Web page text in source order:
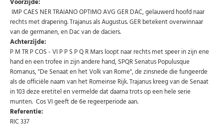
Abonneer u op onze nieuwsbrief
Schrijf u in voor onze gratis nieuwsbrief en ontvang
wekelijks een overzicht van de nieuwste munten en
speciale aanbiedingen.
Uw
email
AANMELDEN
Choose Preferred Language
Voorzijde:
IMP CAES NER TRAIANO OPTIMO AVG GER DAC, gelauwerd hoofd naar
rechts met drapering. Trajanus als Augustus. GER betekent overwinnaar
van de germanen, en Dac van de daciers.
Achterzijde:
P M TR P COS - VI P P S P Q R Mars loopt naar rechts met speer in zijn ene
hand en een trofee in zijn andere hand, SPQR Senatus Populusque
Romanus, "De Senaat en het Volk van Rome", de zinsnede die fungeerde
als de officiële naam van het Romeinse Rijk. Trajanus kreeg van de Senaat
in 103 deze eretitel en vermelde dat daarna trots op een hele serie
munten. Cos VI geeft de 6e regeerperiode aan.
Referentie:
RIC 337